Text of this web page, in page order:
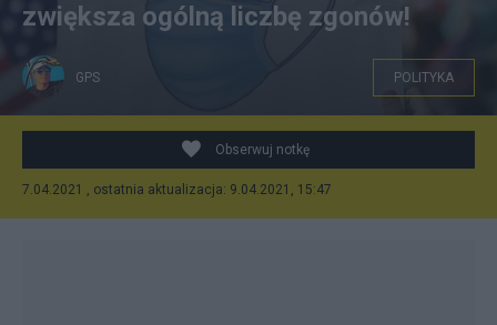
zwiększa ogólną liczbę zgonów!
GPS POLITYKA
Obserwuj notkę
7.04.2021 , ostatnia aktualizacja: 9.04.2021, 15:47